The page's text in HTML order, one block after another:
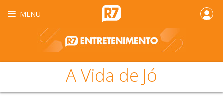
MENU
A Vida de Jó